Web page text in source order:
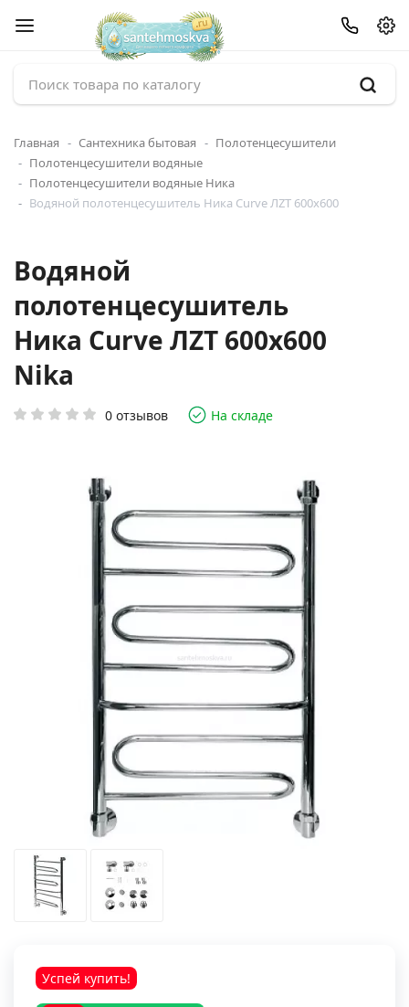
Главная Сантехника бытовая
Полотенцесушители
Полотенцесушители водяные
Полотенцесушители водяные Ника
Водяной полотенцесушитель Ника Curve ЛZТ 600x600
Водяной
полотенцесушитель
Ника Curve ЛZТ 600x600
Nika
0 отзывов На складе
Успей купить!